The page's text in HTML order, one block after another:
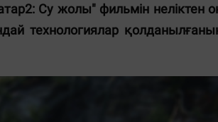
Су жолы" фильмін неліктен
технологиялар